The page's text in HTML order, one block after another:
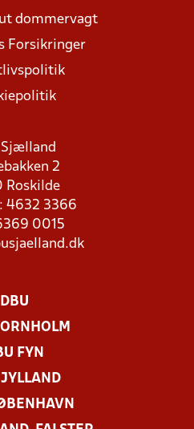
dommervagt
Forsikringer
Sjælland
2
Roskilde
4632 3366
0015
DBU
FYN
JYLLAND